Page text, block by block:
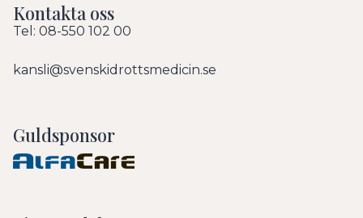
Kontakta oss
Tel: 08-550 102 00
kansli@svenskidrottsmedicin.se
Guldsponsor